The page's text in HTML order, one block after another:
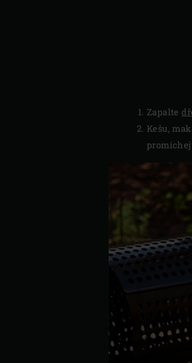
Zapalte
Kešu,